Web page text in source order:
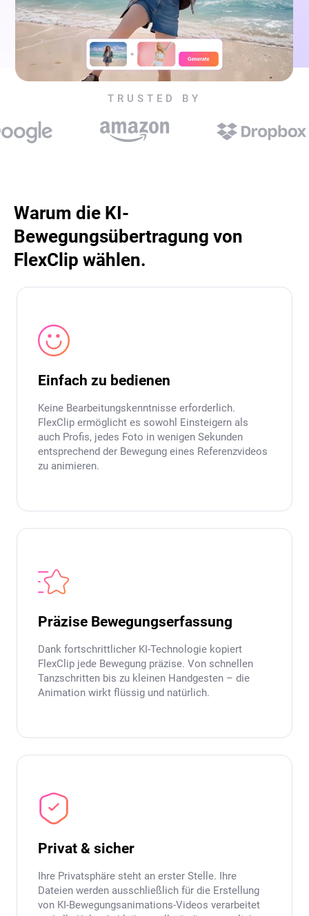
TRUSTED BY
Warum die KI-
Bewegungsübertragung von
FlexClip wählen.
Einfach zu bedienen
Keine Bearbeitungskenntnisse erforderlich.
FlexClip ermöglicht es sowohl Einsteigern als
auch Profis, jedes Foto in wenigen Sekunden
entsprechend der Bewegung eines Referenzvideos
zu animieren.
Präzise Bewegungserfassung
Dank fortschrittlicher KI-Technologie kopiert
FlexClip jede Bewegung präzise. Von schnellen
Tanzschritten bis zu kleinen Handgesten – die
Animation wirkt flüssig und natürlich.
Privat & sicher
Ihre Privatsphäre steht an erster Stelle. Ihre
Dateien werden ausschließlich für die Erstellung
von KI-Bewegungsanimations-Videos verarbeitet